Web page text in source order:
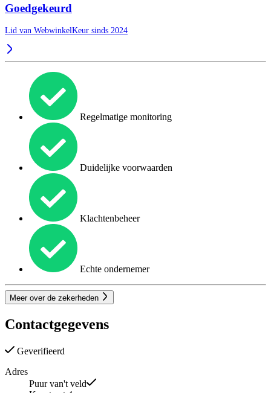
Goedgekeurd
Lid van WebwinkelKeur sinds 2024
Regelmatige monitoring
Duidelijke voorwaarden
Klachtenbeheer
Echte ondernemer
Meer over de zekerheden
Contactgegevens
Geverifieerd
Adres
Puur van't veld